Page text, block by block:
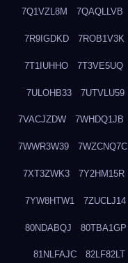
7Q1VZL8M 7QAQLLVB
7R9IGDKD 7ROB1V3K
7T1IUHHO 7T3VE5UQ
7ULOHB33 7UTVLU59
7VACJZDW 7WHDQ1JB
7WWR3W39 7WZCNQ7C
7XT3ZWK3 7Y2HM15R
7YW8HTW1 7ZUCLJ14
80NDABQJ 80TBA1GP
81NLFAJC 82LF82LT